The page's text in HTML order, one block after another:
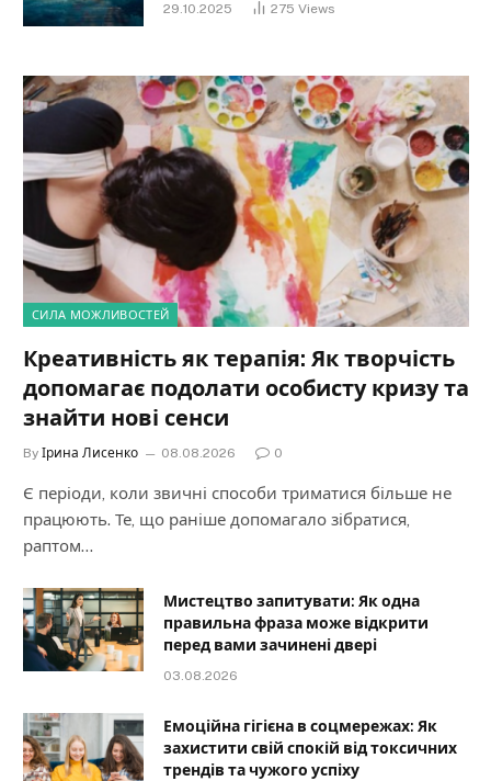
29.10.2025 275 Views
СИЛА МОЖЛИВОСТЕЙ
Креативність як терапія: Як творчість
допомагає подолати особисту кризу та
знайти нові сенси
By Ірина Лисенко 08.08.2026 0
Є періоди, коли звичні способи триматися більше не
працюють. Те, що раніше допомагало зібратися,
раптом…
Мистецтво запитувати: Як одна
правильна фраза може відкрити
перед вами зачинені двері
03.08.2026
Емоційна гігієна в соцмережах: Як
захистити свій спокій від токсичних
трендів та чужого успіху